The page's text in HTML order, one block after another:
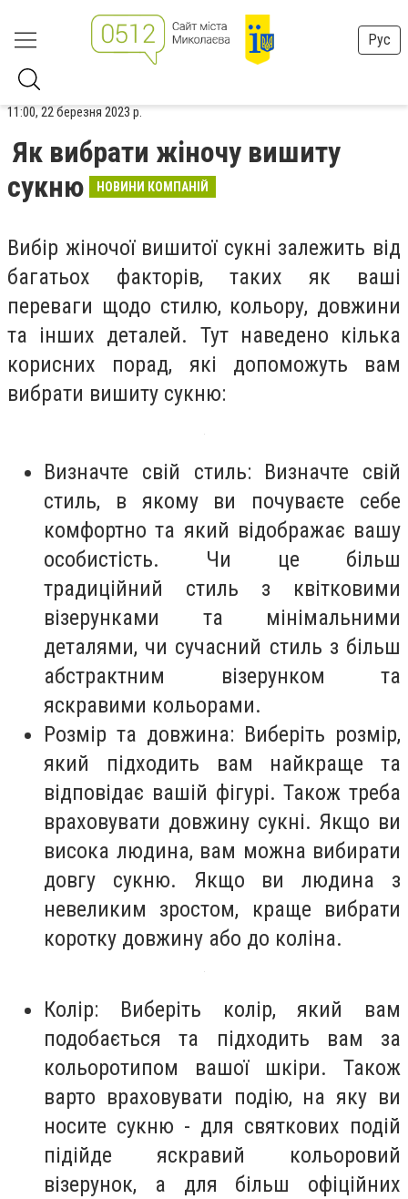
Рус
11:00, 22 березня 2023 р.
Як вибрати жіночу вишиту
сукню
НОВИНИ КОМПАНІЙ
Вибір жіночої вишитої сукні залежить від
багатьох факторів, таких як ваші
переваги щодо стилю, кольору, довжини
та інших деталей. Тут наведено кілька
корисних порад, які допоможуть вам
вибрати вишиту сукню:
Визначте свій стиль: Визначте свій
стиль, в якому ви почуваєте себе
комфортно та який відображає вашу
особистість. Чи це більш
традиційний стиль з квітковими
візерунками та мінімальними
деталями, чи сучасний стиль з більш
абстрактним візерунком та
яскравими кольорами.
Розмір та довжина: Виберіть розмір,
який підходить вам найкраще та
відповідає вашій фігурі. Також треба
враховувати довжину сукні. Якщо ви
висока людина, вам можна вибирати
довгу сукню. Якщо ви людина з
невеликим зростом, краще вибрати
коротку довжину або до коліна.
Колір: Виберіть колір, який вам
подобається та підходить вам за
кольоротипом вашої шкіри. Також
варто враховувати подію, на яку ви
носите сукню - для святкових подій
підійде яскравий кольоровий
візерунок, а для більш офіційних